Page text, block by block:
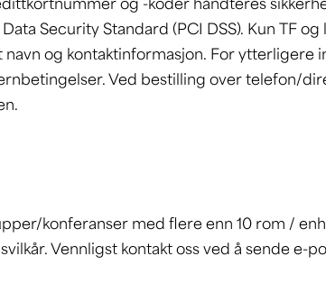
Security Standard (PCI DSS). Kun TF
og kontaktinformasjon. For ytterligere
Ved bestilling over telefon/
konferanser med flere enn 10 rom /
Vennligst kontakt oss ved å sende e-